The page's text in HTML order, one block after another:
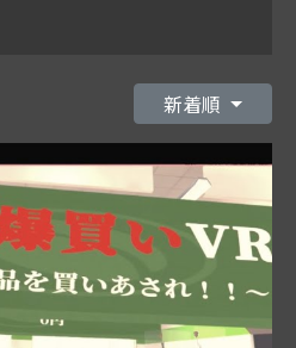
新着順